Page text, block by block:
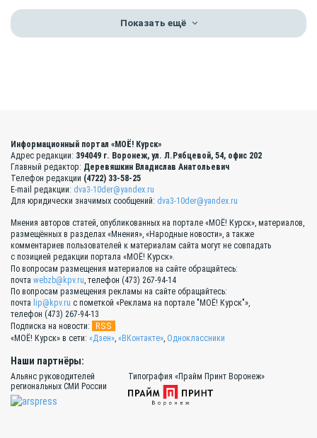
Показать ещё
Информационный портал «МОЁ! Курск»
Адрес редакции: 394049 г. Воронеж, ул. Л.Рябцевой, 54, офис 202
Главный редактор: Деревяшкин Владислав Анатольевич
Телефон редакции (4722) 33-58-25
E-mail редакции: dva3-10der@yandex.ru
Для юридически значимых сообщений: dva3-10der@yandex.ru
Мнения авторов статей, опубликованных на портале «МОЁ! Курск», материалов,
размещённых в разделах «Мнения», «Народные новости», а также
комментариев пользователей к материалам сайта могут не совпадать
с позицией редакции портала «МОЁ! Курск».
По вопросам размещения материалов на сайте обращайтесь:
почта webzb@kpv.ru, телефон (473) 267-94-14
По вопросам размещения рекламы на сайте обращайтесь:
почта lip@kpv.ru с пометкой «Реклама на портале "МОЁ! Курск"»,
телефон (473) 267-94-13
Подписка на новости:
RSS
«МОЁ! Курск» в сети: «Дзен», «ВКонтакте», Одноклассники
Наши партнёры:
Альянс руководителей
региональных СМИ России
Типография «Прайм Принт Воронеж»